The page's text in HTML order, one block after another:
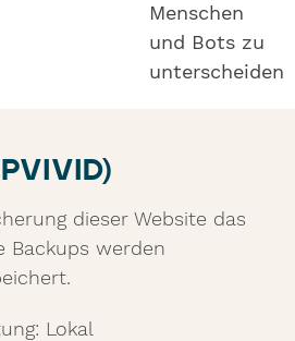
Menschen
und Bots zu
unterscheiden
dieser Website das
Backups werden
Lokal